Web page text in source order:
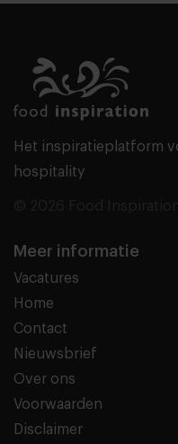
Het inspiratieplatform
hospitality
Meer informatie
Vacatures
Home
Contact
Nieuwsbrief
Over ons
Voorwaarden
Disclaimer